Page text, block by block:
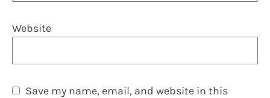
Website
Save my name, email, and website in this